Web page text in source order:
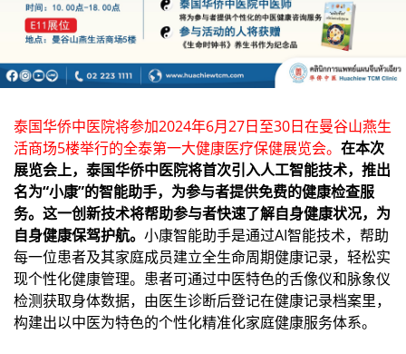
泰国华侨中医院将参加2024年6月27日至30日在曼谷山燕生
活商场5楼举行的全泰第一大健康医疗保健展览会。 在本次
展览会上，泰国华侨中医院将首次引入人工智能技术，推出
名为“小康”的智能助手，为参与者提供免费的健康检查服
务。这一创新技术将帮助参与者快速了解自身健康状况，为
自身健康保驾护航。 小康智能助手是通过AI智能技术，帮助
每一位患者及其家庭成员建立全生命周期健康记录，轻松实
现个性化健康管理。患者可通过中医特色的舌像仪和脉象仪
检测获取身体数据，由医生诊断后登记在健康记录档案里，
构建出以中医为特色的个性化精准化家庭健康服务体系。